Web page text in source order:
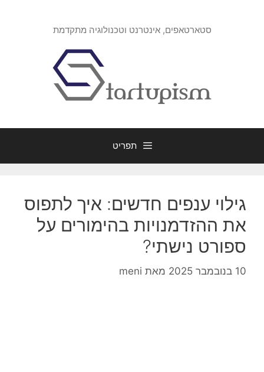
סטארטאפים, אינטרנט וטכנולוגיה מתקדמת
תפריט
גילוי ענפים חדשים: איך לתפוס
את ההזדמנויות בהימורים על
ספורט נישתי?
10 בנובמבר 2025 מאת meni